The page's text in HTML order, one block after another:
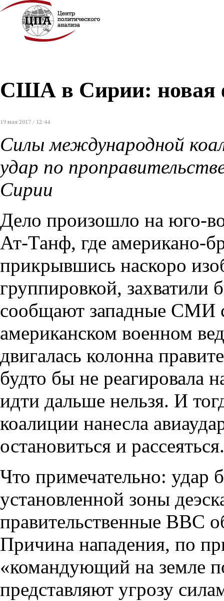
США в Сирии: новая
19 мая 2017 / 12:44
Силы международной
удар по
Сирии
Дело произошло на юго-
Ат-Танф, где американо-
прикрывшись наскоро
группировкой,
сообщают западные СМИ
американском военном
двигалась колонна
будто бы не реагировала
идти дальше нельзя. И
коалиции нанесла
остановиться и рассеяться.
Что примечательно: удар
установленной зоны
правительственные ВВС
Причина нападения, по
«командующий на земле
представляют угрозу